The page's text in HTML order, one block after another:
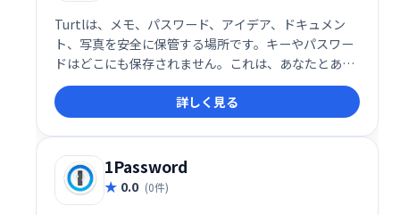
Turtlは、メモ、パスワード、アイデア、ドキュメン
ト、写真を安全に保管する場所です。キーやパスワー
ドはどこにも保存されません。これは、あなたとあな
たが共有したい人だけがデータを読むことができるこ
とを意味します。
詳しく見る
1Password
0.0 (0件)